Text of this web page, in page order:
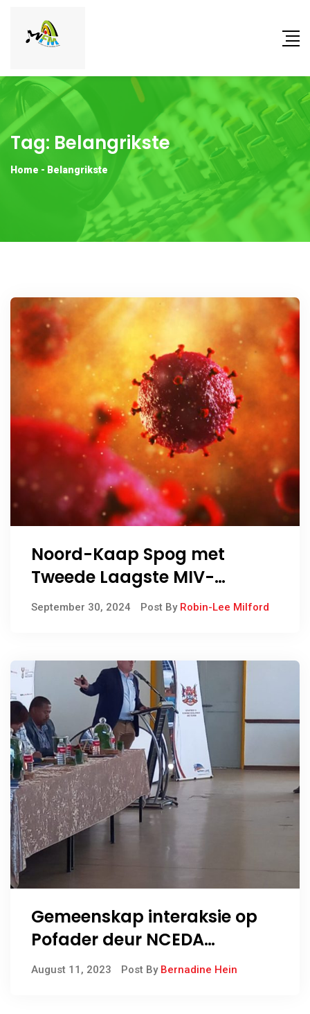
Tag: Belangrikste
Home - Belangrikste
Noord-Kaap Spog met
Tweede Laagste MIV-
Voorkomssyfer in Suid-
September 30, 2024 Post By Robin-Lee Milford
Gemeenskap interaksie op
Pofader deur NCEDA
aangaan die Namakwa
August 11, 2023 Post By Bernadine Hein